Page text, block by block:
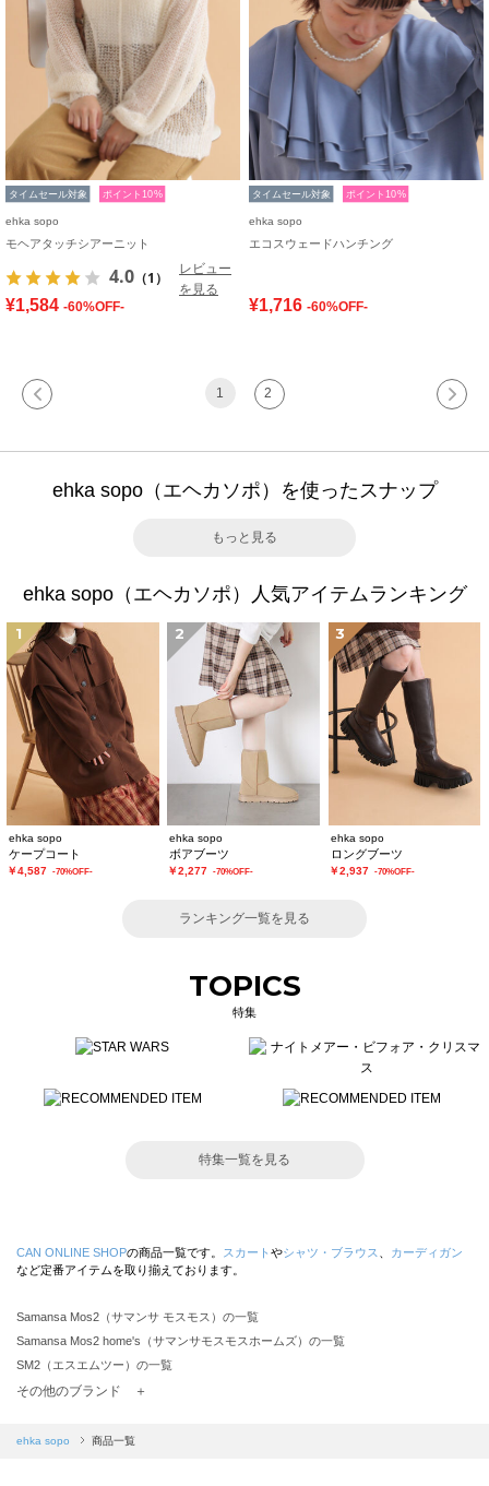
タイムセール対象 ポイント10%
ehka sopo
モヘアタッチシアーニット
4.0 （1）
レビュー
を見る
¥1,584 -60%OFF-
タイムセール対象 ポイント10%
ehka sopo
エコスウェードハンチング
¥1,716 -60%OFF-
1 2
ehka sopo（エヘカソポ）を使ったスナップ
もっと見る
ehka sopo（エヘカソポ）人気アイテムランキング
1
ehka sopo
ケープコート
￥4,587 -70%OFF-
2
ehka sopo
ボアブーツ
￥2,277 -70%OFF-
3
ehka sopo
ロングブーツ
￥2,937 -70%OFF-
ランキング一覧を見る
TOPICS
特集
特集一覧を見る
CAN ONLINE SHOPの商品一覧です。 スカート やシャツ・ブラウス
カーディガン
など定番アイテムを取り揃えております。
Samansa Mos2（サマンサ モスモス）の一覧
Samansa Mos2 home's（サマンサモスモスホームズ）の一覧
SM2（エスエムツー）の一覧
TSUHARU by Samansa Mos2（ツハルバイサマンサモスモス）の一覧
Samansa Mos2 blue（サマンサモスモス ブルー）の一覧
その他のブランド ＋
ehka sopo 商品一覧